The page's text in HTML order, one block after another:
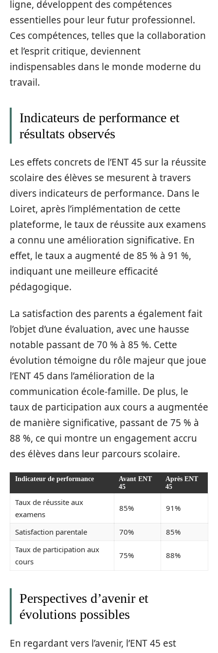
ligne, développent des compétences
essentielles pour leur futur professionnel.
Ces compétences, telles que la collaboration
et l’esprit critique, deviennent
indispensables dans le monde moderne du
travail.
Indicateurs de performance et
résultats observés
Les effets concrets de l’ENT 45 sur la réussite
scolaire des élèves se mesurent à travers
divers indicateurs de performance. Dans le
Loiret, après l’implémentation de cette
plateforme, le taux de réussite aux examens
a connu une amélioration significative. En
effet, le taux a augmenté de 85 % à 91 %,
indiquant une meilleure efficacité
pédagogique.
La satisfaction des parents a également fait
l’objet d’une évaluation, avec une hausse
notable passant de 70 % à 85 %. Cette
évolution témoigne du rôle majeur que joue
l’ENT 45 dans l’amélioration de la
communication école-famille. De plus, le
taux de participation aux cours a augmentée
de manière significative, passant de 75 % à
88 %, ce qui montre un engagement accru
des élèves dans leur parcours scolaire.
Indicateur de performance
Avant ENT
45
Après ENT
45
Taux de réussite aux
examens
85% 91%
Satisfaction parentale 70%
85%
Taux de participation aux
cours
75% 88%
Perspectives d’avenir et
évolutions possibles
En regardant vers l’avenir, l’ENT 45 est